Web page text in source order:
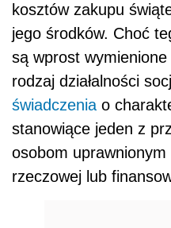
kosztów zakupu
jego środków. Choć
są wprost
rodzaj działalności
świadczeniao
stanowiące jeden z
osobom
rzeczowej lub